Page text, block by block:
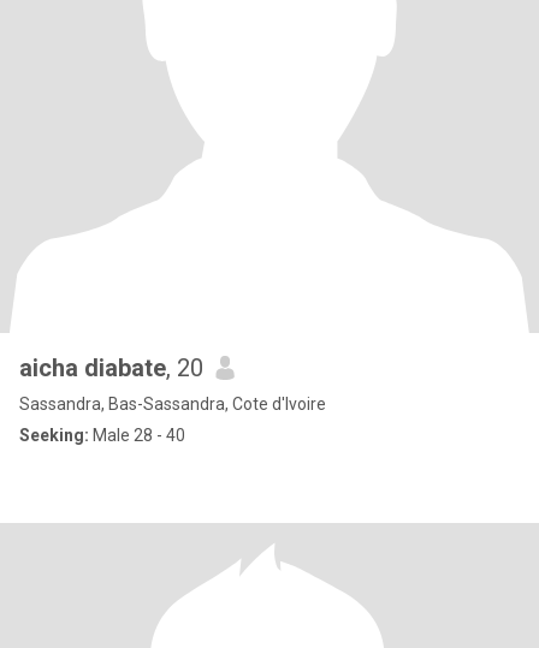
aicha diabate, 20
Sassandra, Bas-Sassandra, Cote d'Ivoire
Seeking: Male 28 - 40